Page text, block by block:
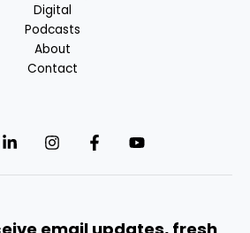
Digital
Podcasts
About
Contact